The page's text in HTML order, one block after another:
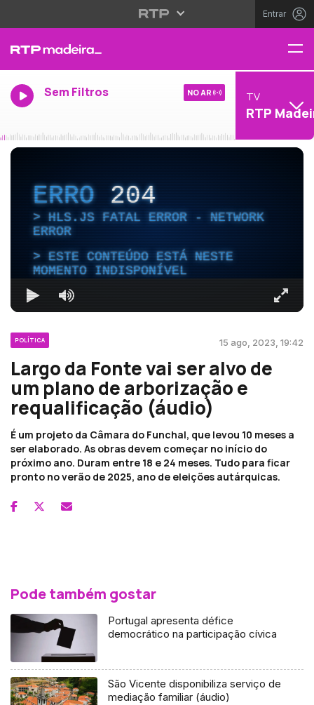
Entrar
Sem Filtros NO AR TV
RTP
ERRO204
HLS.JS FATAL ERROR - NETWORK
ERROR
ESTE CONTEÚDO ESTÁ NESTE
MOMENTO INDISPONÍVEL
POLÍTICA 15 ago, 2023, 19:42
Largo da Fonte vai ser alvo de
um plano de arborização e
requalificação (áudio)
É um projeto da Câmara do Funchal, que levou 10 meses a
ser elaborado. As obras devem começar no início do
próximo ano. Duram entre 18 e 24 meses. Tudo para ficar
pronto no verão de 2025, ano de eleições autárquicas.
Pode também gostar
Portugal apresenta défice
democrático na participação cívica
São Vicente disponibiliza serviço de
mediação familiar (áudio)